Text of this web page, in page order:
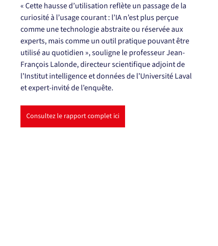
« Cette hausse d’utilisation reflète un passage de la
curiosité à l’usage courant : l’IA n’est plus perçue
comme une technologie abstraite ou réservée aux
experts, mais comme un outil pratique pouvant être
utilisé au quotidien », souligne le professeur Jean-
François Lalonde, directeur scientifique adjoint de
l’Institut intelligence et données de l’Université Laval
et expert-invité de l’enquête.
Consultez le rapport complet ici